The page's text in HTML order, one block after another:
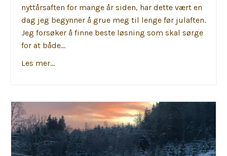
nyttårsaften for mange år siden, har dette vært en
dag jeg begynner å grue meg til lenge før julaften.
Jeg forsøker å finne beste løsning som skal sørge
for at både...
Les mer...